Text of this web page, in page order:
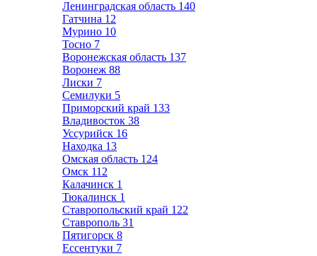
Ленинградская область 140
Гатчина 12
Мурино 10
Тосно 7
Воронежская область 137
Воронеж 88
Лиски 7
Семилуки 5
Приморский край 133
Владивосток 38
Уссурийск 16
Находка 13
Омская область 124
Омск 112
Калачинск 1
Тюкалинск 1
Ставропольский край 122
Ставрополь 31
Пятигорск 8
Ессентуки 7